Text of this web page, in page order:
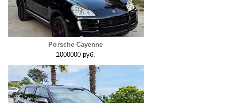
Porsche Cayenne
1000000 руб.